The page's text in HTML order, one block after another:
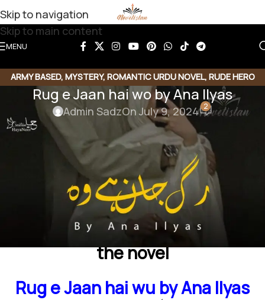
Skip to navigation
Skip to main content
MENU
ARMY BASED, MYSTERY, ROMANTIC URDU NOVEL, RUDE HERO
BASED, SUSPENSE THRILLER,UNDER COVER AGENT
Rug e Jaan hai wo by Ana Ilyas
Admin SadzOn July 9, 2024 2
Rug e Jaan hai wo ByAna Ilyas
#suspense #mystery #forcedmarriage
#undercoveragent
Click the link below to download
the novel
Rug e Jaan hai wu by Ana Ilyas